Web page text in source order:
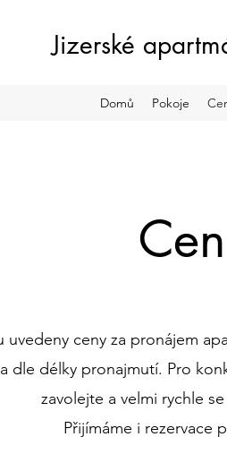
Jizerské
Domů Pokoje
uvedeny ceny za pronájem
dle délky pronajmutí. Pro
zavolejte a velmi rychle
Přijímáme i rezervace